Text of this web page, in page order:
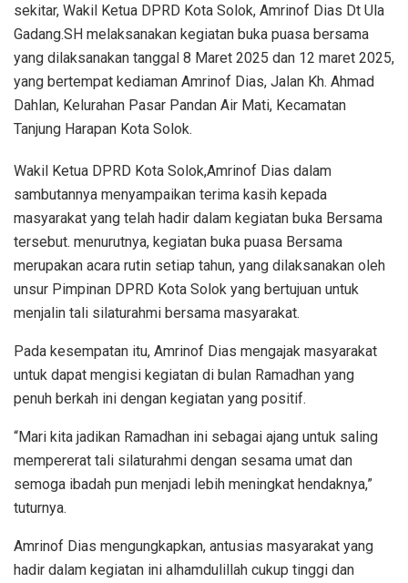
sekitar, Wakil Ketua DPRD Kota Solok, Amrinof Dias Dt Ula
Gadang.SH melaksanakan kegiatan buka puasa bersama
yang dilaksanakan tanggal 8 Maret 2025 dan 12 maret 2025,
yang bertempat kediaman Amrinof Dias, Jalan Kh. Ahmad
Dahlan, Kelurahan Pasar Pandan Air Mati, Kecamatan
Tanjung Harapan Kota Solok.
Wakil Ketua DPRD Kota Solok,Amrinof Dias dalam
sambutannya menyampaikan terima kasih kepada
masyarakat yang telah hadir dalam kegiatan buka Bersama
tersebut. menurutnya, kegiatan buka puasa Bersama
merupakan acara rutin setiap tahun, yang dilaksanakan oleh
unsur Pimpinan DPRD Kota Solok yang bertujuan untuk
menjalin tali silaturahmi bersama masyarakat.
Pada kesempatan itu, Amrinof Dias mengajak masyarakat
untuk dapat mengisi kegiatan di bulan Ramadhan yang
penuh berkah ini dengan kegiatan yang positif.
“Mari kita jadikan Ramadhan ini sebagai ajang untuk saling
mempererat tali silaturahmi dengan sesama umat dan
semoga ibadah pun menjadi lebih meningkat hendaknya,”
tuturnya.
Amrinof Dias mengungkapkan, antusias masyarakat yang
hadir dalam kegiatan ini alhamdulillah cukup tinggi dan